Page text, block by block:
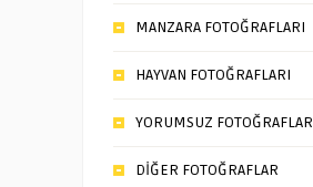
MANZARA FOTOĞRAFLARI
HAYVAN FOTOĞRAFLARI
YORUMSUZ FOTOĞRAFLAR
DİĞER FOTOĞRAFLAR